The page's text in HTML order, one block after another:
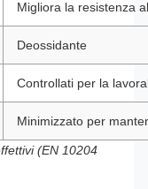
Migliora la resistenza
Deossidante
Controllati per la
Minimizzato per
(EN 10204